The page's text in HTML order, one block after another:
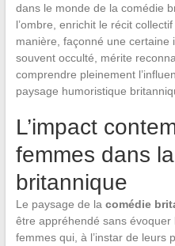
dans le monde de la comédie
l’ombre, enrichit le récit
manière, façonné une certaine
souvent occulté, mérite
comprendre pleinement
paysage humoristique
L’impact
femmes dans
britannique
Le paysage de la comédie
être appréhendé sans
femmes qui, à l’instar de leurs